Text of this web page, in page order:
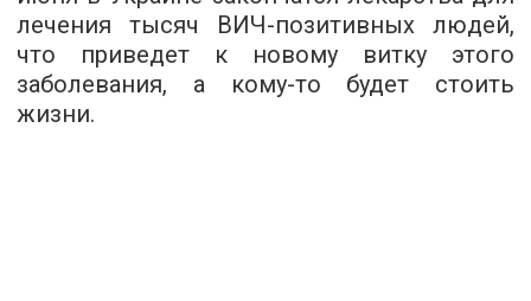
лечения тысяч ВИЧ-позитивных людей,
что приведет к новому витку этого
заболевания, а кому-то будет стоить
жизни.